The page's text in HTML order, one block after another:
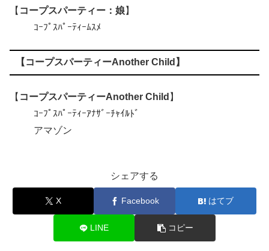
【 コープスパーティー：娘】
ｺｰﾌﾟｽﾊﾟｰﾃｨｰﾑｽﾒ
【 コープスパーティーAnother Child 】
【 コープスパーティーAnother Child 】
ｺｰﾌﾟｽﾊﾟｰﾃｨｰｱﾅｻﾞｰﾁｬｲﾙﾄﾞ
アマゾン
シェアする
X Facebook はてブ
LINE コピー